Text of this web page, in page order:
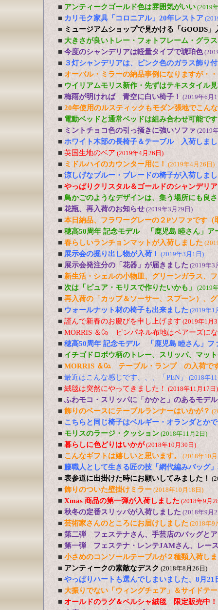
■ アンティークゴールド色は雰囲気がいい (2019
■ カリモク家具「コロニアル」20年レストア
■ ミュージアムショップで見かける「GOODS」
■ 大きさが良いトレー・フォトフレーム・グラ
■ 今度のシャンデリアは軽量タイプで琥珀色
■ ３灯シャンデリアは、ピンク色のガラス飾り付
■ オーバル・ミラーの納品事例になりますが・
■ ウイリアムモリス新作・先ずはテキスタイル
■ 梅雨が明ければ 青空に白い椅子！ (2019年6月
■ 20年使用のルスティックもモダン張地でこん
■ 電動ベッドと通常ベッドは組み合わせ可能です
■ ミントチョコ色の引っ掻きに強いソファ (2019
■ ホワイト木部の長椅子＆テーブル 入荷しま
■ 英国生地のベア (2019年4月26日)
■ ミドルハイのカウンター用に！ (2019年4月26日)
■ 涼しげなブルー・ブレードの椅子が入荷しま
■ やっぱりクリスタル＆ゴールドのシャンデリ
■ 鳥かごのようなデザインは、集う場所にも良
■ 花瓶、再入荷のお知らせ (2019年3月29日)
■ 本日納品、フラワーグレーの２Pソファです（
■ 穂高50周年 記念モデル 「鹿児島 睦さん」
■ 春らしいランチョンマットが入荷しました
■ 展示会の掘り出し物が入荷！ (2019年3月1日)
■ 展示会発注分の「花器」が届きました (2019年3
■ 新生活・シェルの小物皿、グリーンガラス、
■ 次は「ピュア・モリスで作りたいかも」 (2019
■ 再入荷の「カップ＆ソーサー、スプーン）、
■ ウォールナット材の椅子も出来ました (2019年1
■ 謹んで新春のお慶びを申し上げます (2019年1月
■ MORRIS ＆㏇ ピンパネル布地はベアーズに
■ 穂高50周年 記念モデル 「鹿児島 睦さん」フ
■ イチゴドロボウ柄のトレー、スリッパ、マッ
■ MORRIS ＆㏇ テーブル・ランプ の入荷で
■ 最近はこんな感じです、、、「PEN」 (2018年
■ 絨毯は突然にやってきました！ (2018年11月17日)
■ ふわモコ・スリッパに「かかと」のあるモデ
■ 飾りのベースにテーブルランナーはいかが？
■ こちらと同じ椅子はベルギー・オランダとか
■ モリスのラージ・クッション (2018年11月2日)
■ 暮らしに色どりはいかが(2018年10月30日)
■ こんなギフトは嬉しいと思います。 (2018年10
■ 籐職人として生きる匠の技「網代編みバッグ
■ 表参道に出掛けた時にお願いしてみました！
■ 飾りのついた壁掛けミラー (2018年10月18日)
■ Xmas 商品の第一弾が入荷しました (2018年9月
■ 秋冬の定番スリッパが入荷しました (2018年9月
■ 芸術家さんのところにお届けしました (2018年9
■ 第二弾 フェステナさん、手芸店のバッグと
■ 第一弾 フェステナ・レンテJAMさん、レー
■ 小さめのコンソールテーブルが２種類入荷し
■ アンティークの素敵なデスク (2018年8月26日)
■ やっぱりハートも選んでしまいました、8月21
■ 大振りでない「ウィングチェア」＆サイドテ
■ オールドのラグ＆ペルシャ絨毯 限定販売中！